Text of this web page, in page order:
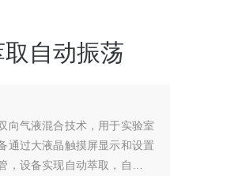
自动振荡
向气液混合技术，用于实验室
通过大液晶触摸屏显示和设置
设备实现自动萃取，自动放